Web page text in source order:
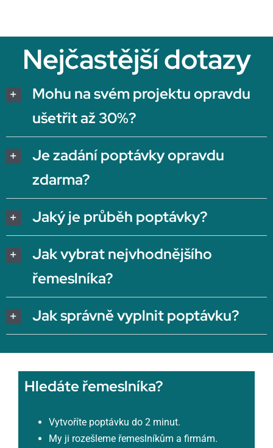
Nejčastější dotazy
Mohu na svém projektu opravdu
ušetřit až 30%?
Je zadání poptávky opravdu
zdarma?
Jaký je průběh poptávky?
Jak vybrat nejvhodnějšího
řemeslníka?
Jak správně vyplnit poptávku?
Hledáte řemeslníka?
Vytvoříte poptávku do 2 minut.
My ji rozešleme řemeslníkům a firmám.